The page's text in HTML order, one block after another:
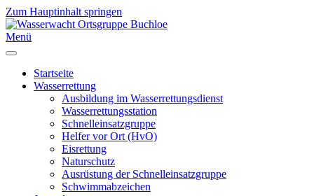
Zum Hauptinhalt springen
Menü
Startseite
Wasserrettung
Ausbildung im Wasserrettungsdienst
Wasserrettungsstation
Schnelleinsatzgruppe
Helfer vor Ort (HvO)
Eisrettung
Naturschutz
Ausrüstung der Schnelleinsatzgruppe
Schwimmabzeichen